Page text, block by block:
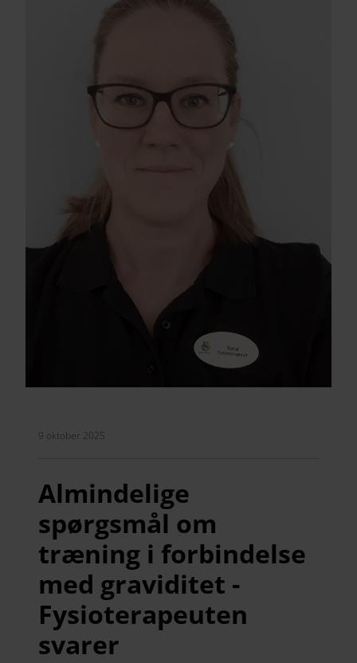
9 oktober 2025
Almindelige
spørgsmål om
træning i forbindelse
med graviditet -
Fysioterapeuten
svarer